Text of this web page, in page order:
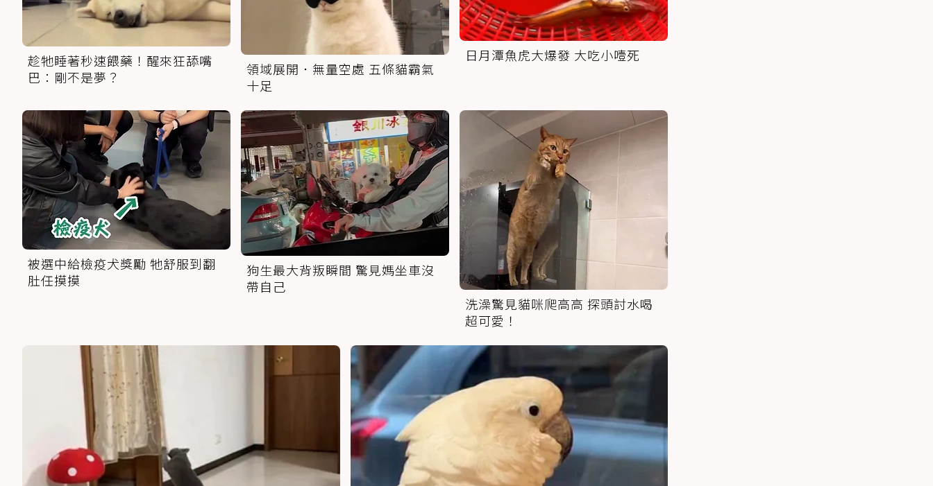
趁牠睡著秒速餵藥！醒來狂舔嘴
巴：剛不是夢？
領域展開．無量空處 五條貓霸氣
十足
日月潭魚虎大爆發 大吃小噎死
被選中給檢疫犬獎勵 牠舒服到翻
肚任摸摸
狗生最大背叛瞬間 驚見媽坐車沒
帶自己
洗澡驚見貓咪爬高高 探頭討水喝
超可愛！